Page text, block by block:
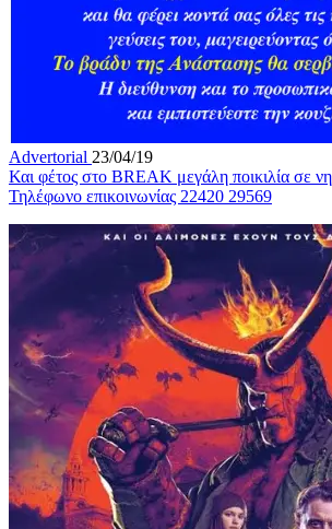
Advertorial 23/04/19
Και φέτος στο BREAK μεγάλη ποικιλία σε
Τηλέφωνο επικοινωνίας 22420 29569